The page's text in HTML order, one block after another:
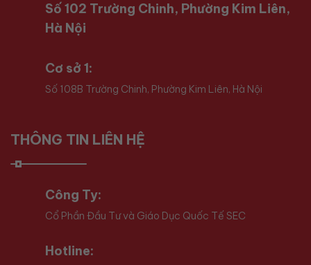
Số 102 Trường Chinh, Phường Kim Liên,
Hà Nội
Cơ sở 1:
Số 108B Trường Chinh, Phường Kim Liên, Hà Nội
THÔNG TIN LIÊN HỆ
Công Ty:
Cổ Phần Đầu Tư và Giáo Dục Quốc Tế SEC
Hotline: